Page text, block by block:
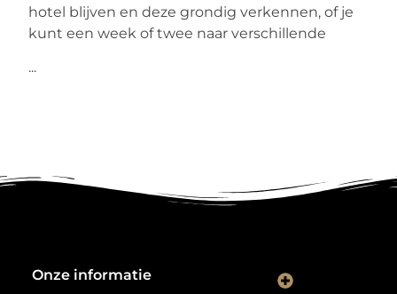
hotel blijven en deze grondig verkennen, of je
kunt een week of twee naar verschillende
...
Onze informatie